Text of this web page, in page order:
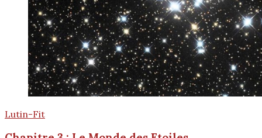
Lutin-Fit